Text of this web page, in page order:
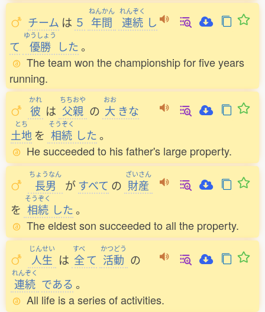
チーム は ５
ねんかん
年間
れんぞく
連続 し
て
ゆうしょう
優勝 した。
The team won the championship for five years
running.
かれ
彼 は
ちちおや
父親 の
おお
大 きな
とち
土地 を
そうぞく
相続 した。
He succeeded to his father's large property.
ちょうなん
長男 がすべて の
ざいさん
財産
を
そうぞく
相続 した。
The eldest son succeeded to all the property.
じんせい
人生 は
すべ
全て
かつどう
活動 の
れんぞく
連続 である 。
All life is a series of activities.